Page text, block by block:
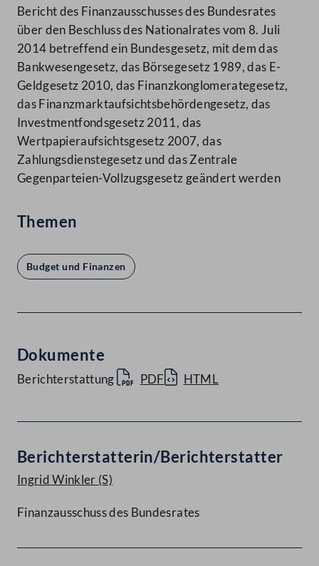
Bericht des Finanzausschusses des Bundesrates
über den Beschluss des Nationalrates vom 8. Juli
2014 betreffend ein Bundesgesetz, mit dem das
Bankwesengesetz, das Börsegesetz 1989, das E-
Geldgesetz 2010, das Finanzkonglomerategesetz,
das Finanzmarktaufsichtsbehördengesetz, das
Investmentfondsgesetz 2011, das
Wertpapieraufsichtsgesetz 2007, das
Zahlungsdienstegesetz und das Zentrale
Gegenparteien-Vollzugsgesetz geändert werden
Themen
Budget und Finanzen
Dokumente
Berichterstattung PDF HTML
Berichterstatterin/Berichterstatter
Ingrid Winkler (S)
Finanzausschuss des Bundesrates